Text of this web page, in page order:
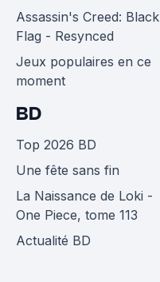
Assassin's Creed: Black
Flag - Resynced
Jeux populaires en ce
moment
BD
Top 2026 BD
Une fête sans fin
La Naissance de Loki -
One Piece, tome 113
Actualité BD